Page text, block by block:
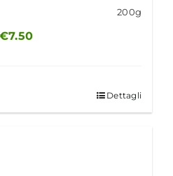
200g
€7.50
Dettagli